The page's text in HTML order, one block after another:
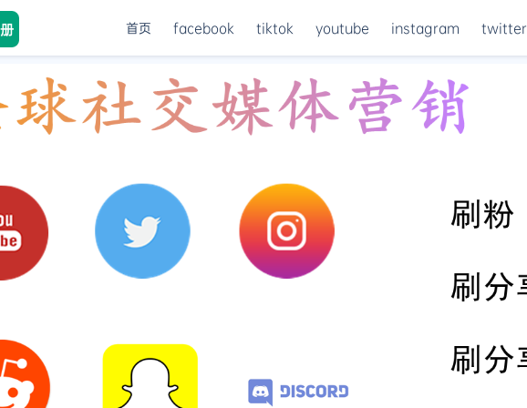
首页 facebook tiktok youtube instagram twitter